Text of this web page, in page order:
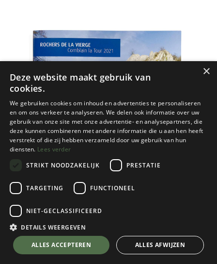
KBF
Topo Rochers De La Vierge (Comblain La
Tour)
💬 Stel je vraag over dit product via WhatsApp
×
Deze website maakt gebruik van
cookies.
We gebruiken cookies om inhoud en advertenties te personaliseren
en om ons verkeer te analyseren. We delen ook informatie over uw
gebruik van onze site met onze advertentie- en analysepartners, die
deze kunnen combineren met andere informatie die u aan hen heeft
verstrekt of die zij hebben verzameld door uw gebruik van hun
diensten. Lees verder
STRIKT NOODZAKELIJK
PRESTATIE
TARGETING FUNCTIONEEL
NIET-GECLASSIFICEERD
DETAILS WEERGEVEN
ALLES ACCEPTEREN ALLES AFWIJZEN